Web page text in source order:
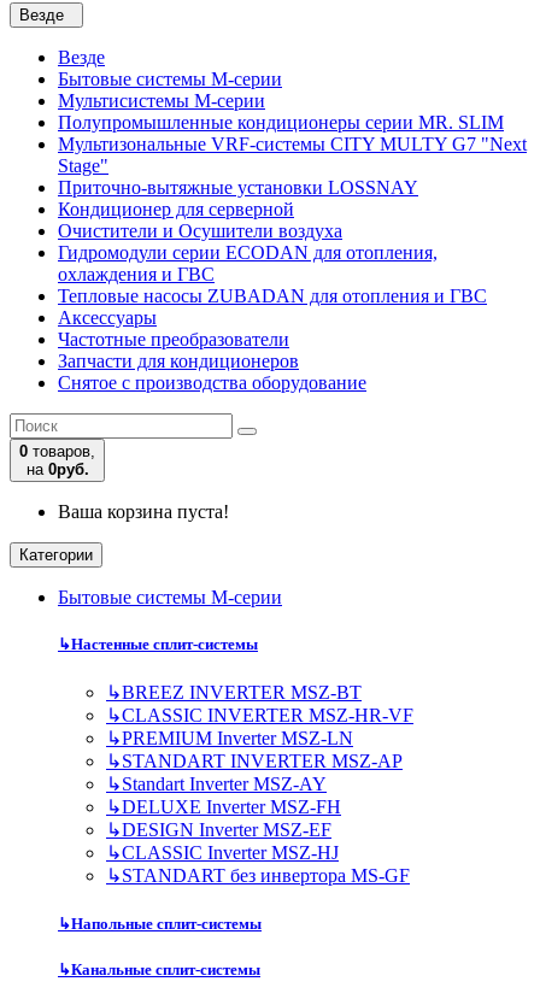
Везде
Везде
Бытовые системы M-серии
Мультисистемы M-серии
Полупромышленные кондиционеры серии MR. SLIM
Мультизональные VRF-системы CITY MULTY G7 "Next
Stage"
Приточно-вытяжные установки LOSSNAY
Кондиционер для серверной
Очистители и Осушители воздуха
Гидромодули серии ECODAN для отопления,
охлаждения и ГВС
Тепловые насосы ZUBADAN для отопления и ГВС
Аксесcуары
Частотные преобразователи
Запчасти для кондиционеров
Снятое с производства оборудование
0 товаров,
на 0руб.
Ваша корзина пуста!
Категории
Бытовые системы M-серии
↳Настенные сплит-системы
↳BREEZ INVERTER MSZ-BT
↳CLASSIC INVERTER MSZ-HR-VF
↳PREMIUM Inverter MSZ-LN
↳STANDART INVERTER MSZ-AP
↳Standart Inverter MSZ-AY
↳DELUXE Inverter MSZ-FH
↳DESIGN Inverter MSZ-EF
↳CLASSIC Inverter MSZ-HJ
↳STANDART без инвертора MS-GF
↳Напольные сплит-системы
↳Канальные сплит-системы